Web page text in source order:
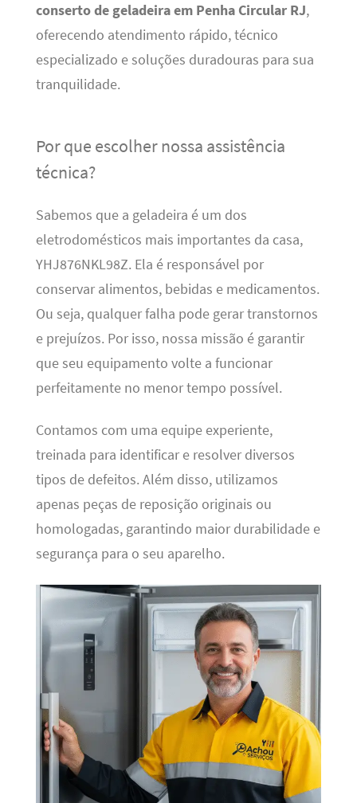
conserto de geladeira em Penha Circular RJ,
oferecendo atendimento rápido, técnico
especializado e soluções duradouras para sua
tranquilidade.
Por que escolher nossa assistência
técnica?
Sabemos que a geladeira é um dos
eletrodomésticos mais importantes da casa,
YHJ876NKL98Z. Ela é responsável por
conservar alimentos, bebidas e medicamentos.
Ou seja, qualquer falha pode gerar transtornos
e prejuízos. Por isso, nossa missão é garantir
que seu equipamento volte a funcionar
perfeitamente no menor tempo possível.
Contamos com uma equipe experiente,
treinada para identificar e resolver diversos
tipos de defeitos. Além disso, utilizamos
apenas peças de reposição originais ou
homologadas, garantindo maior durabilidade e
segurança para o seu aparelho.